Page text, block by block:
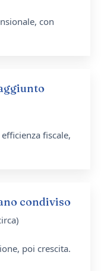
con
fiscale,
condiviso
poi crescita.